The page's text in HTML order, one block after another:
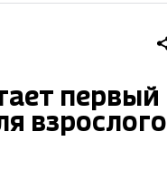
первый
взрослого